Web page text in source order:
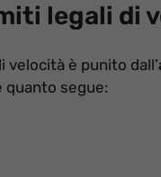
legali di
velocità è punito dall’
quanto segue: